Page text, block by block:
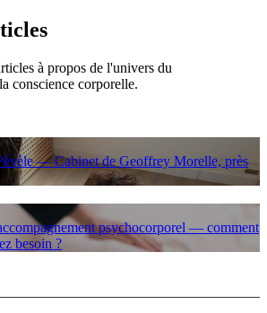
à propos de l'univers du
conscience corporelle.
— Cabinet de Geoffrey Morelle, près
psychocorporel — comment
besoin ?